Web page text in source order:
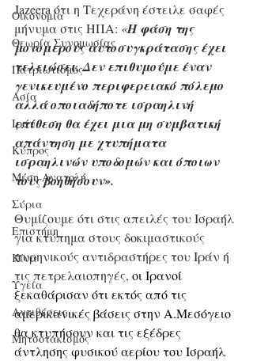
Οικονομία
Θεωρία Συνομωσίας
Πατριωτισμός
Ασία
Ιράν
Κύπρος
Μέση Ανατολή
Σύρια
Επιστήμη
Kίνα
Υγεία
Aντιθέσεις
Μητσοτακισμός
Jazeera ότι η Τεχεράνη έστειλε σαφές
μήνυμα στις ΗΠΑ: «Η φάση της
μονομερούς αυτοσυγκράτασης έχει
τελειώσει. Δεν επιθυμούμε έναν
γενικευμένο περιφερειακό πόλεμο
αλλά οποιαδήποτε ισραηλινή
επίθεση θα έχει μια μη συμβατική
απάντηση με χτυπήματα
ισραηλινών υποδομών και όποιων
τους βοηθήσουν».
Θυμίζουμε ότι στις απειλές του Ισραήλ
για κτύπημα στους δοκιμαστικούς
πυρηνικούς αντιδραστήρες του Ιράν ή
τις πετρελαιοπηγές, οι Ιρανοί
ξεκαθάρισαν ότι εκτός από τις
αμερικανικές βάσεις στην Α.Μεσόγειο
θα κτυπήσουν και τις εξέδρες
άντλησης φυσικού αερίου του Ισραήλ